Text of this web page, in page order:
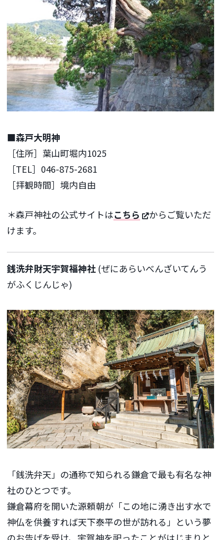
■森戸大明神
［住所］葉山町堀内1025
［TEL］046-875-2681
［拝観時間］境内自由
＊森戸神社の公式サイトはこちら
からご覧いただ
けます。
銭洗弁財天宇賀福神社 (ぜにあらいべんざいてんう
がふくじんじゃ)
「銭洗弁天」の通称で知られる鎌倉で最も有名な神
社のひとつです。
鎌倉幕府を開いた源頼朝が「この地に湧き出す水で
神仏を供養すれば天下泰平の世が訪れる」という夢
のお告げを受け、宇賀神を祀ったことがはじまりと